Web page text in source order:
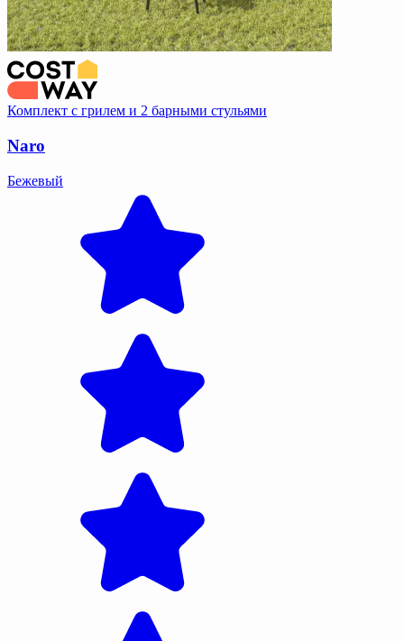
Комплект с грилем и 2 барными стульями
Naro
Бежевый